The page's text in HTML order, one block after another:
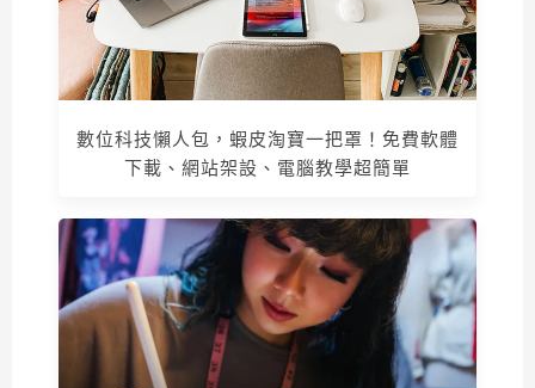
數位科技懶人包，蝦皮淘寶一把罩！免費軟體
下載、網站架設、電腦教學超簡單